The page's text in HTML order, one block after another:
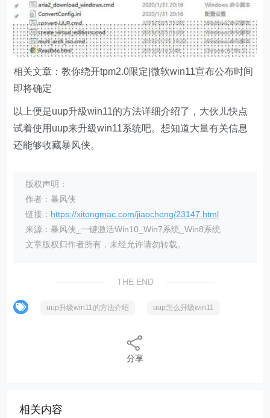
相关文章：教你绕开tpm2.0限定|微软win11宣布公布时间
即将确定
以上便是uup升級win11的方法详细介绍了，大伙儿快点
试着使用uup来升級win11系统吧。想知道大量有关信息
还能够收藏暴风侠。
版权声明：
作者：暴风侠
链接： https://xitongmac.com/jiaocheng/23147.html
来源：暴风侠_一键激活Win10_Win7系统_Win8系统
文章版权归作者所有，未经允许请勿转载。
THE END
uup升级win11的方法介绍 uup怎么升级win11
分享
相关内容